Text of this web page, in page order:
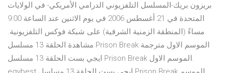
بريزون بريك-المسلسل التلفزيوني الدرامي الأمريكي- في الولايات
المتحدة في 21 أغسطس 2006 في يوم الاثنين عند الساعة 9:00
مساءً (المنطقة الزمنية الشرقية) على شبكة فوكس التلفزيونية.
مشاهدة الحلقة 13 مسلسل Prison Break الموسم الاول مترجمة
ايجي بست الحلقة 13 مسلسل Prison Break الموسم الاول.